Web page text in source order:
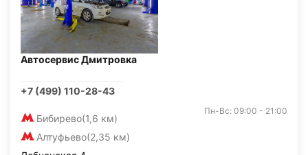
Автосервис Дмитровка
+7 (499) 110-28-43
Бибирево(1,6 км)
Алтуфьево(2,35 км)
Пн-Вс: 09:00 - 21:00